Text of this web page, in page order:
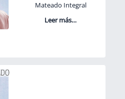
Mateado Integral
Leer más…